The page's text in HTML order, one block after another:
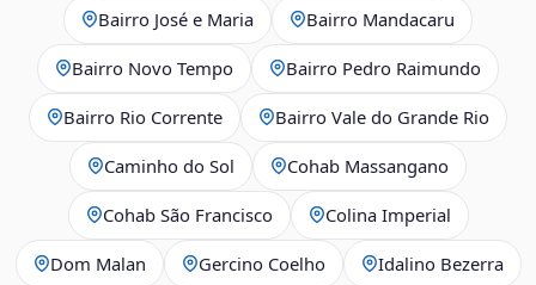
Bairro José e Maria Bairro Mandacaru
Bairro Novo Tempo Bairro Pedro Raimundo
Bairro Rio Corrente Bairro Vale do Grande Rio
Caminho do Sol Cohab Massangano
Cohab São Francisco Colina Imperial
Dom Malan Gercino Coelho Idalino Bezerra